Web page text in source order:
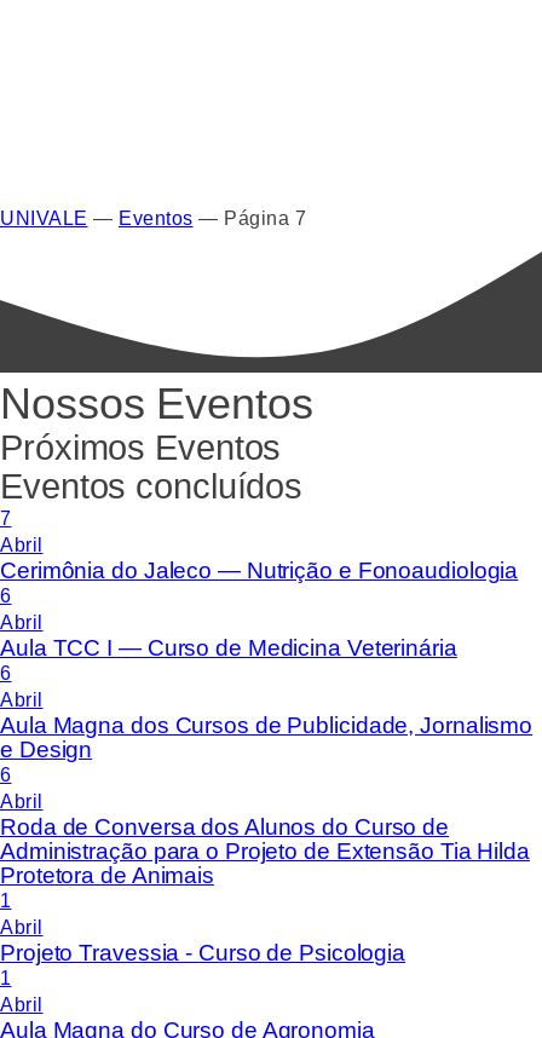
UNIVALE — Eventos — Página 7
Nossos Eventos
Próximos Eventos
Eventos concluídos
7
Abril
Cerimônia do Jaleco — Nutrição e Fonoaudiologia
6
Abril
Aula TCC I — Curso de Medicina Veterinária
6
Abril
Aula Magna dos Cursos de Publicidade, Jornalismo
e Design
6
Abril
Roda de Conversa dos Alunos do Curso de
Administração para o Projeto de Extensão Tia Hilda
Protetora de Animais
1
Abril
Projeto Travessia - Curso de Psicologia
1
Abril
Aula Magna do Curso de Agronomia